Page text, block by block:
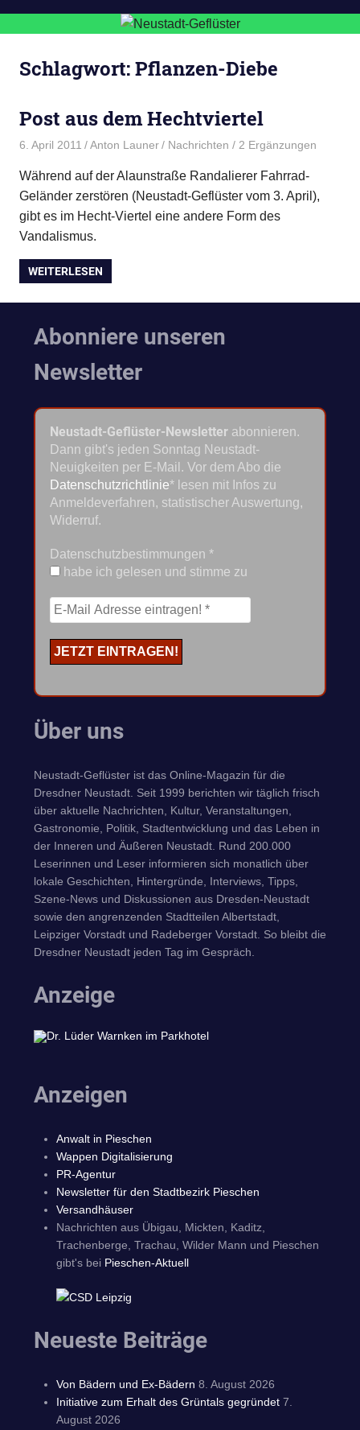
Schlagwort:Pflanzen-Diebe
Post aus dem Hechtviertel
6. April 2011 Anton Launer Nachrichten / 2 Ergänzungen
Während auf der Alaunstraße Randalierer Fahrrad-
Geländer zerstören (Neustadt-Geflüster vom 3. April),
gibt es im Hecht-Viertel eine andere Form des
Vandalismus.
WEITERLESEN
Abonniere unseren
Newsletter
Neustadt-Geflüster-Newsletter abonnieren.
Dann gibt's jeden Sonntag Neustadt-
Neuigkeiten per E-Mail. Vor dem Abo die
Datenschutzrichtlinie* lesen mit Infos zu
Anmeldeverfahren, statistischer Auswertung,
Widerruf.
Datenschutzbestimmungen *
habe ich gelesen und stimme zu
Über uns
Neustadt-Geflüster ist das Online-Magazin für die
Dresdner Neustadt. Seit 1999 berichten wir täglich frisch
über aktuelle Nachrichten, Kultur, Veranstaltungen,
Gastronomie, Politik, Stadtentwicklung und das Leben in
der Inneren und Äußeren Neustadt. Rund 200.000
Leserinnen und Leser informieren sich monatlich über
lokale Geschichten, Hintergründe, Interviews, Tipps,
Szene-News und Diskussionen aus Dresden-Neustadt
sowie den angrenzenden Stadtteilen Albertstadt,
Leipziger Vorstadt und Radeberger Vorstadt. So bleibt die
Dresdner Neustadt jeden Tag im Gespräch.
Anzeige
Anzeigen
Anwalt in Pieschen
Wappen Digitalisierung
PR-Agentur
Newsletter für den Stadtbezirk Pieschen
Versandhäuser
Nachrichten aus Übigau, Mickten, Kaditz,
Trachenberge, Trachau, Wilder Mann und Pieschen
gibt's bei Pieschen-Aktuell
Neueste Beiträge
Von Bädern und Ex-Bädern 8. August 2026
Initiative zum Erhalt des Grüntals gegründet 7.
August 2026